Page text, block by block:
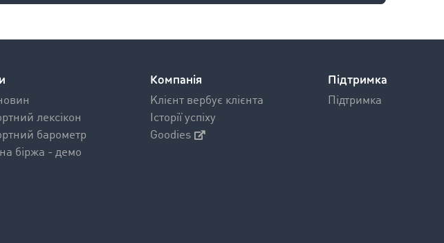
лексікон
барометр
біржа - демо
Компанія
Kлієнт вербує клієнта
Історії успіху
Goodies
Підтримка
Підтримка